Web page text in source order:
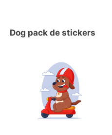
Dog pack de stickers